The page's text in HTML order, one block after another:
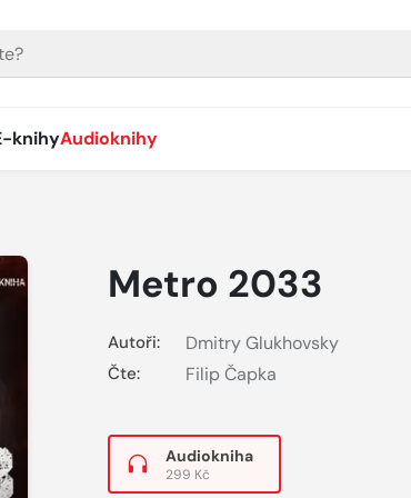
knihyAudioknihy
Metro 2033
Autoři: Dmitry Glukhovsky
Čte: Filip Čapka
Audiokniha
299 Kč